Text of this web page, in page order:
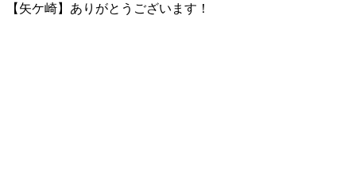
【矢ケ崎】ありがとうございます！